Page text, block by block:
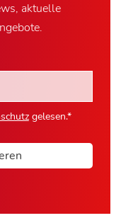
aktuelle
gelesen.*